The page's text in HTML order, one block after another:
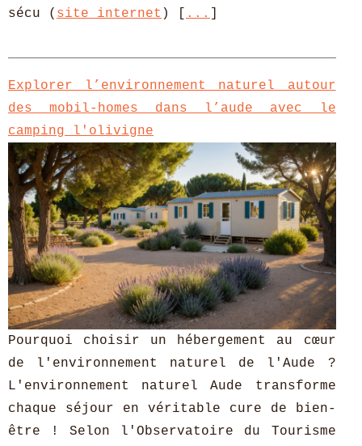
sécu ( site internet ) [ ...
Explorer l’environnement naturel autour
des mobil-homes dans l’aude avec le
camping l'olivigne
Pourquoi choisir un hébergement au cœur
de l'environnement naturel de l'Aude ?
L'environnement naturel Aude transforme
chaque séjour en véritable cure de bien-
être ! Selon l'Observatoire du Tourisme